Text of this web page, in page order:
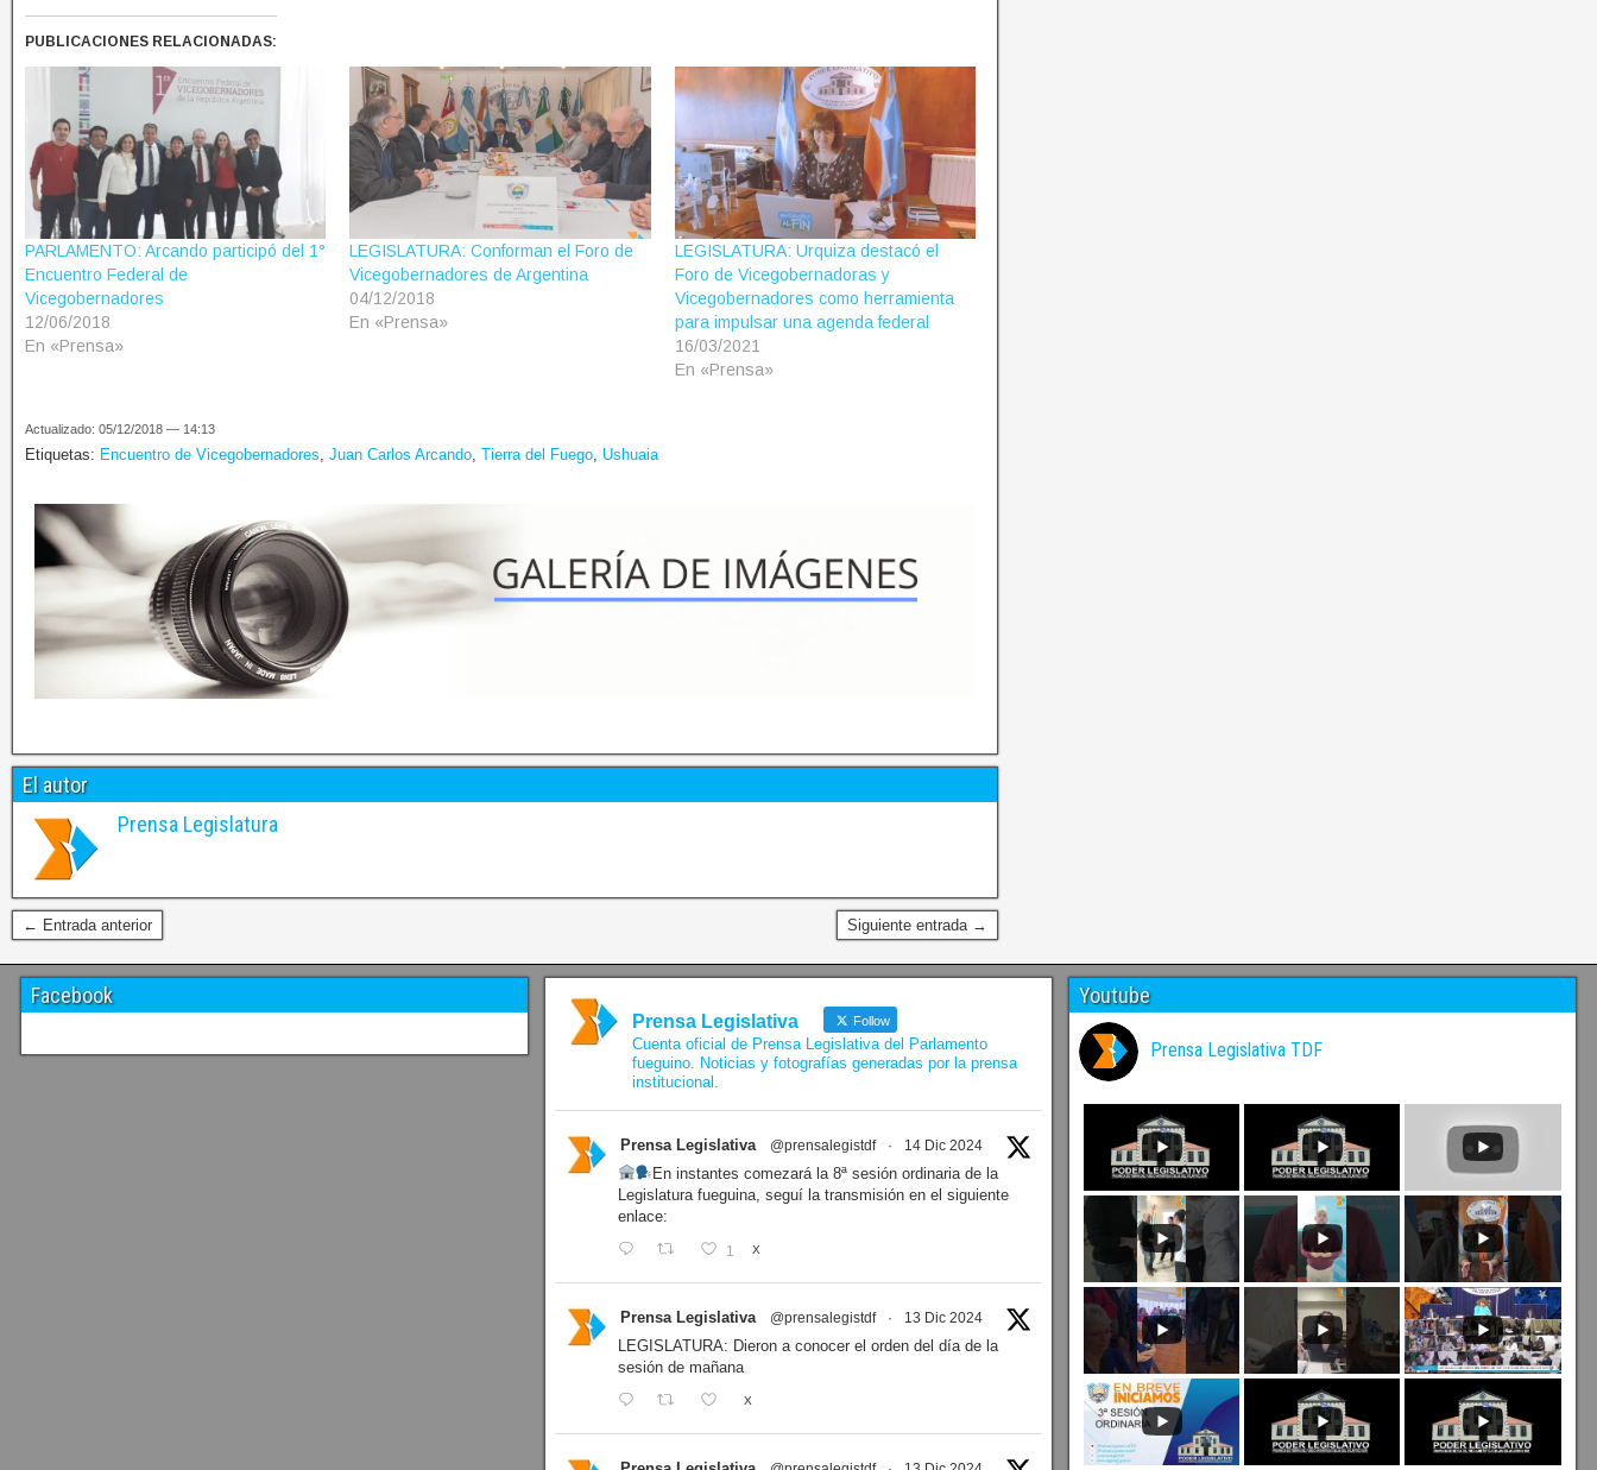
PUBLICACIONES RELACIONADAS:
PARLAMENTO: Arcando participó del 1°
Encuentro Federal de
Vicegobernadores
12/06/2018
En «Prensa»
LEGISLATURA: Conforman el Foro de
Vicegobernadores de Argentina
04/12/2018
En «Prensa»
LEGISLATURA: Urquiza destacó el
Foro de Vicegobernadoras y
Vicegobernadores como herramienta
para impulsar una agenda federal
16/03/2021
En «Prensa»
Actualizado: 05/12/2018 — 14:13
Etiquetas: Encuentro de Vicegobernadores, Juan Carlos Arcando, Tierra del Fuego, Ushuaia
El autor
Prensa Legislatura
← Entrada anterior Siguiente entrada →
Facebook
Prensa Legislativa Follow
Cuenta oficial de Prensa Legislativa del Parlamento
fueguino. Noticias y fotografías generadas por la prensa
institucional.
Prensa Legislativa @prensalegistdf · 14 Dic 2024
En instantes comezará la 8ª sesión ordinaria de la
Legislatura fueguina, seguí la transmisión en el siguiente
enlace:
1 X
Prensa Legislativa @prensalegistdf · 13 Dic 2024
LEGISLATURA: Dieron a conocer el orden del día de la
sesión de mañana
X
Youtube
Prensa Legislativa TDF